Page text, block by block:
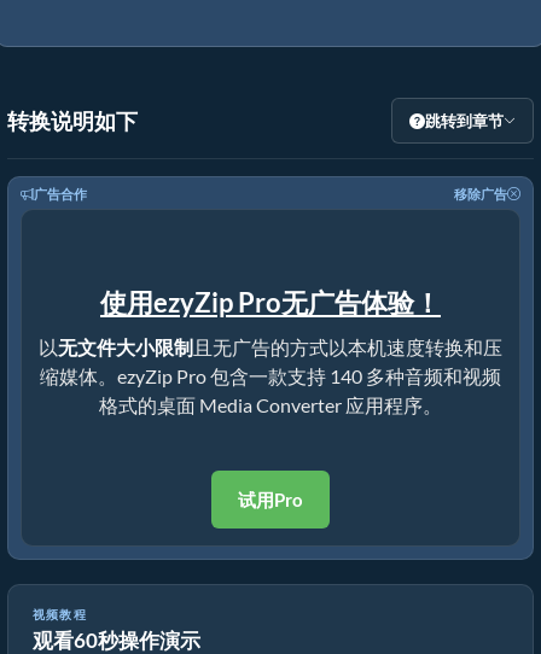
转换说明如下 跳转到章节
广告合作 移除广告
使用ezyZip Pro无广告体验！
以无文件大小限制且无广告的方式以本机速度转换和压
缩媒体。ezyZip Pro 包含一款支持 140 多种音频和视频
格式的桌面 Media Converter 应用程序。
试用Pro
视频教程
观看60秒操作演示
如何转换媒体文件